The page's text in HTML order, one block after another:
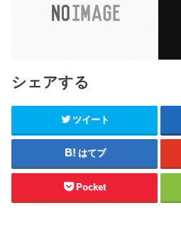
シェアする
ツイート
はてブ
Pocket